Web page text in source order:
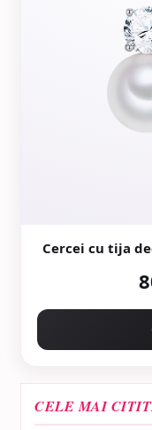
Cercei cu tija
CELE MAI